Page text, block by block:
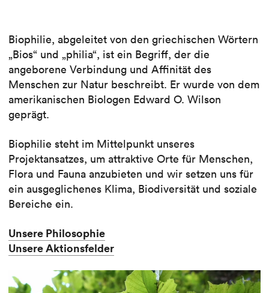
Biophilie, abgeleitet von den griechischen Wörtern
„Bios“ und „philia“, ist ein Begriff, der die
angeborene Verbindung und Affinität des
Menschen zur Natur beschreibt. Er wurde von dem
amerikanischen Biologen Edward O. Wilson
geprägt.
Biophilie steht im Mittelpunkt unseres
Projektansatzes, um attraktive Orte für Menschen,
Flora und Fauna anzubieten und wir setzen uns für
ein ausgeglichenes Klima, Biodiversität und soziale
Bereiche ein.
Unsere Philosophie
Unsere Aktionsfelder